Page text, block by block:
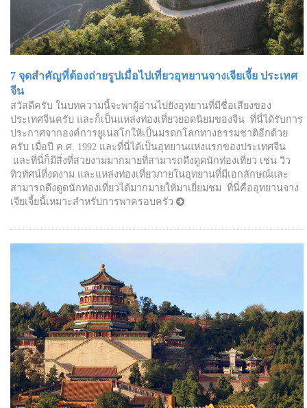
7 จุดสำคัญที่ต้องถ่ายรูปเมื่อไปเที่ยวอุทยานจางเจียเจี้ย ประเทศ
จีน
สวัสดีครับ ในบทความนี้จะพาผู้อ่านไปยังอุทยานที่มีชื่อเสียงของ
ประเทศจีนครับ และก็เป็นแหล่งท่องเที่ยวยอดนิยมของจีน ที่นี่ได้รับการ
ประกาศจากองค์การยูเนสโกให้เป็นมรดกโลกทางธรรมชาติอีกด้วย
ครับ เมื่อปี ค.ศ. 1992 และที่นี่ได้เป็นอุทยานแห่งแรกของประเทศจีน
และที่นี่ก็มีสิ่งที่สวยงามมากมายที่สามารถดึงดูดนักท่องเที่ยว เช่น วิว
ทิวทัศน์ที่งดงาม และแหล่งท่องเที่ยวภายในอุทยานที่มีเอกลักษณ์และ
สามารถดึงดูดนักท่องเที่ยวได้มากมายให้มาเยี่ยมชม ที่นี่คืออุทยานจาง
เจียเจี้ยนี้เหมาะสำหรับการพาครอบครัว